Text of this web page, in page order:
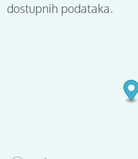
dostupnih podataka.